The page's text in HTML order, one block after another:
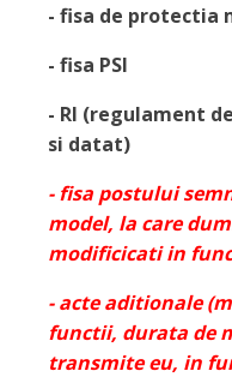
- fisa de protectia
- fisa PSI
- RI (regulament
si datat)
- fisa postului
model, la care
modificicati in
- acte aditionale
functii, durata de
transmite eu, in